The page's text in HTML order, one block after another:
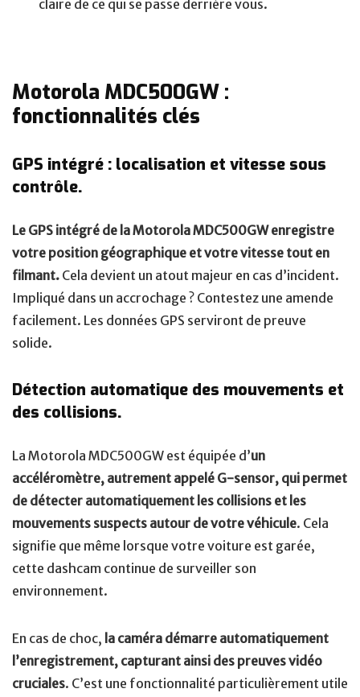
claire de ce qui se passe derrière vous.
Motorola MDC500GW :
fonctionnalités clés
GPS intégré : localisation et vitesse sous
contrôle.
Le GPS intégré de la Motorola MDC500GW enregistre
votre position géographique et votre vitesse tout en
filmant. Cela devient un atout majeur en cas d’incident.
Impliqué dans un accrochage ? Contestez une amende
facilement. Les données GPS serviront de preuve
solide.
Détection automatique des mouvements et
des collisions.
La Motorola MDC500GW est équipée d’un
accéléromètre, autrement appelé G-sensor, qui permet
de détecter automatiquement les collisions et les
mouvements suspects autour de votre véhicule. Cela
signifie que même lorsque votre voiture est garée,
cette dashcam continue de surveiller son
environnement.
En cas de choc, la caméra démarre automatiquement
l’enregistrement, capturant ainsi des preuves vidéo
cruciales. C’est une fonctionnalité particulièrement utile